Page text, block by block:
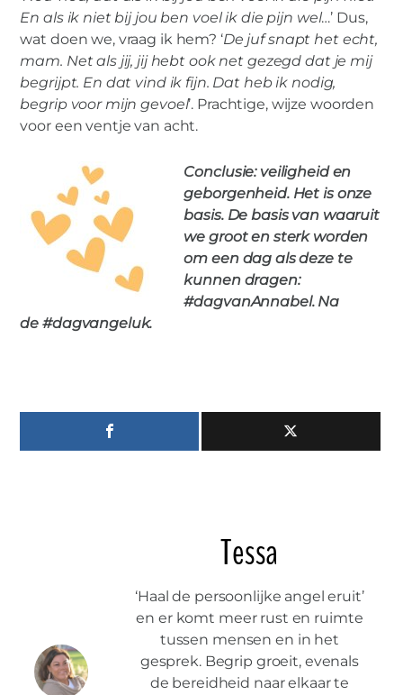
En als ik niet bij jou ben voel ik die pijn wel…’ Dus,
wat doen we, vraag ik hem? ‘De juf snapt het echt,
mam. Net als jij, jij hebt ook net gezegd dat je mij
begrijpt. En dat vind ik fijn. Dat heb ik nodig,
begrip voor mijn gevoel’. Prachtige, wijze woorden
voor een ventje van acht.
Conclusie: veiligheid en
geborgenheid. Het is onze
basis. De basis van waaruit
we groot en sterk worden
om een dag als deze te
kunnen dragen:
#dagvanAnnabel. Na
de #dagvangeluk.
Tessa
‘Haal de persoonlijke angel eruit’
en er komt meer rust en ruimte
tussen mensen en in het
gesprek. Begrip groeit, evenals
de bereidheid naar elkaar te